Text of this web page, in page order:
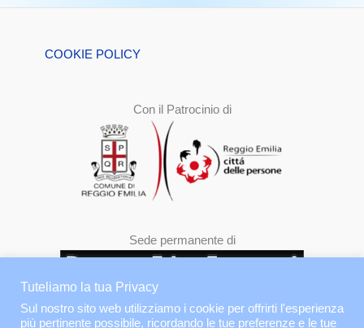
COOKIE POLICY
Con il Patrocinio di
Sede permanente di
Tuteliamo la tua Privacy
Sul nostro sito web utilizziamo i cookie per offrirti l'esperienza
più pertinente possibile, ricordando le tue preferenze e le tue